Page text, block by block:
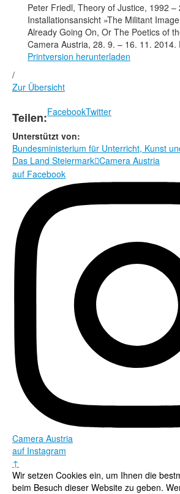
Peter Friedl, Theory of Justice, 1992 –
Installationsansicht »The Militant
Already Going On, Or The Poetics of
Camera Austria, 28. 9. – 16. 11. 2014.
Printversion herunterladen
/
Zur Übersicht
Teilen:FacebookTwitter
Unterstützt von:
Bundesministerium für Unterricht, Kunst
Das Land SteiermarkCamera Austria
auf Facebook
Camera Austria
auf Instagram
↑
Wir setzen Cookies ein, um Ihnen die
beim Besuch dieser Website zu geben.